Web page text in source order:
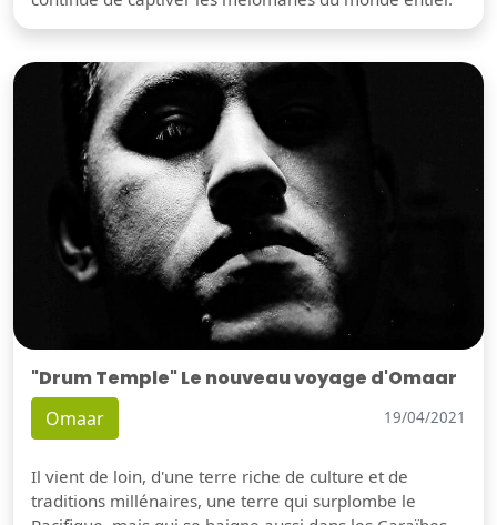
"Drum Temple" Le nouveau voyage d'Omaar
Omaar 19/04/2021
Il vient de loin, d'une terre riche de culture et de
traditions millénaires, une terre qui surplombe le